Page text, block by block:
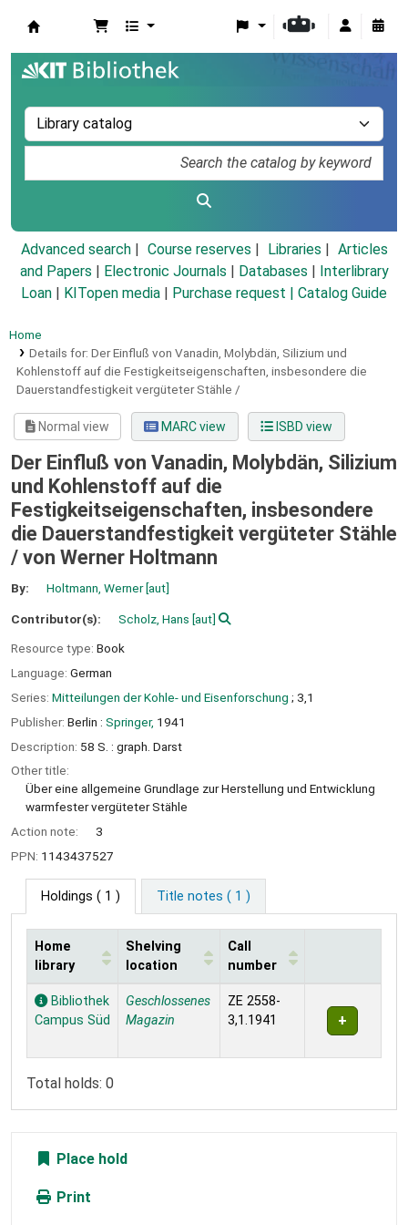
Advanced search Course reserves Libraries
Articles
and Papers
Electronic Journals Databases
Interlibrary
Loan
KITopen media Purchase request | Catalog Guide
Home
Details for: Der Einfluß von Vanadin, Molybdän, Silizium und
Kohlenstoff auf die Festigkeitseigenschaften, insbesondere die
Dauerstandfestigkeit vergüteter Stähle /
Normal view MARC view ISBD view
Der Einfluß von Vanadin, Molybdän, Silizium
und Kohlenstoff auf die
Festigkeitseigenschaften, insbesondere
die Dauerstandfestigkeit vergüteter Stähle
/ von Werner Holtmann
By: Holtmann, Werner[aut]
Contributor(s): Scholz, Hans [aut]
Resource type: Book
Language: German
Series: Mitteilungen der Kohle- und Eisenforschung ; 3,1
Publisher: Berlin : Springer, 1941
Description: 58 S. : graph. Darst
Other title:
Über eine allgemeine Grundlage zur Herstellung und Entwicklung
warmfester vergüteter Stähle
Action note:
3
PPN: 1143437527
Holdings ( 1 ) Title notes ( 1 )
Holdings
Home
library
Shelving
location
Call
number
Bibliothek
Campus Süd
Geschlossenes
Magazin
ZE 2558-
3,1.1941
Total holds: 0
Place hold
Print